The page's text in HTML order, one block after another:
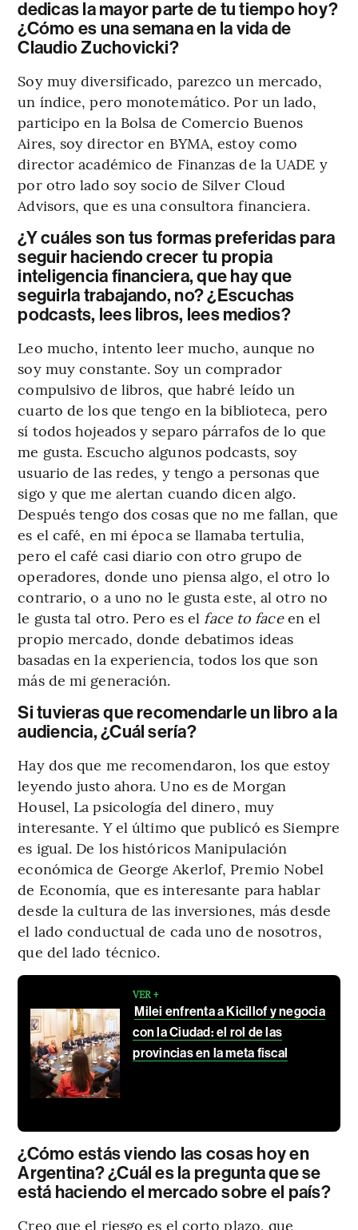
dedicas la mayor parte de tu tiempo hoy?
¿Cómo es una semana en la vida de
Claudio Zuchovicki?
Soy muy diversificado, parezco un mercado,
un índice, pero monotemático. Por un lado,
participo en la Bolsa de Comercio Buenos
Aires, soy director en BYMA, estoy como
director académico de Finanzas de la UADE y
por otro lado soy socio de Silver Cloud
Advisors, que es una consultora financiera.
¿Y cuáles son tus formas preferidas para
seguir haciendo crecer tu propia
inteligencia financiera, que hay que
seguirla trabajando, no? ¿Escuchas
podcasts, lees libros, lees medios?
Leo mucho, intento leer mucho, aunque no
soy muy constante. Soy un comprador
compulsivo de libros, que habré leído un
cuarto de los que tengo en la biblioteca, pero
sí todos hojeados y separo párrafos de lo que
me gusta. Escucho algunos podcasts, soy
usuario de las redes, y tengo a personas que
sigo y que me alertan cuando dicen algo.
Después tengo dos cosas que no me fallan, que
es el café, en mi época se llamaba tertulia,
pero el café casi diario con otro grupo de
operadores, donde uno piensa algo, el otro lo
contrario, o a uno no le gusta este, al otro no
le gusta tal otro. Pero es el face to faceen el
propio mercado, donde debatimos ideas
basadas en la experiencia, todos los que son
más de mi generación.
Si tuvieras que recomendarle un libro a la
audiencia, ¿Cuál sería?
Hay dos que me recomendaron, los que estoy
leyendo justo ahora. Uno es de Morgan
Housel, La psicología del dinero, muy
interesante. Y el último que publicó es Siempre
es igual. De los históricos Manipulación
económica de George Akerlof, Premio Nobel
de Economía, que es interesante para hablar
desde la cultura de las inversiones, más desde
el lado conductual de cada uno de nosotros,
que del lado técnico.
VER +
Milei enfrenta a Kicillof y negocia
con la Ciudad: el rol de las
provincias en la meta fiscal
¿Cómo estás viendo las cosas hoy en
Argentina? ¿Cuál es la pregunta que se
está haciendo el mercado sobre el país?
Creo que el riesgo es el corto plazo, que